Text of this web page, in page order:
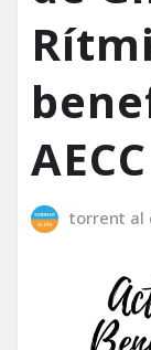
AECC
torrent al